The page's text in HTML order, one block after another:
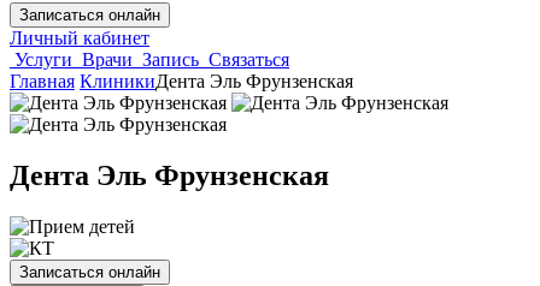
Записаться онлайн
Личный кабинет
Услуги Врачи Запись Связаться
Главная КлиникиДента Эль Фрунзенская
Дента Эль Фрунзенская
Записаться онлайн